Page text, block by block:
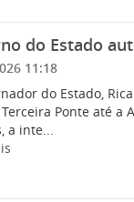
do Estado
11:18
do Estado,
Ponte até a
a inte...